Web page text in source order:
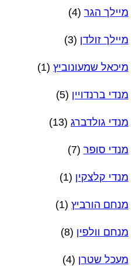
מיילך הגר (4)
מיילך זולדן (3)
מיכאל שמעונוביץ (1)
מנדי ברנדויין (5)
מנדי גולדברג (13)
מנדי סופר (7)
מנדי קלצקין (1)
מנחם הורביץ (1)
מנחם וולפין (8)
מעכל שטרן (4)